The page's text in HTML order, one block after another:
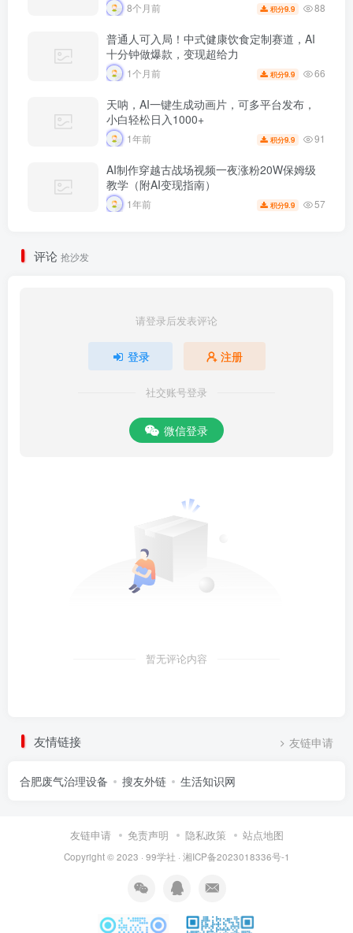
8个月前 积分9.9 88
普通人可入局！中式健康饮食定制赛道，AI
十分钟做爆款，变现超给力
1个月前 积分9.9 66
天呐，AI一键生成动画片，可多平台发布，
小白轻松日入1000+
1年前 积分9.9 91
AI制作穿越古战场视频一夜涨粉20W保姆级
教学（附AI变现指南）
1年前 积分9.9 57
评论 抢沙发
请登录后发表评论
登录 注册
社交账号登录
微信登录
暂无评论内容
友情链接 友链申请
合肥废气治理设备 搜友外链 生活知识网
友链申请 免责声明 隐私政策 站点地图
Copyright © 2023 · 99学社 · 湘ICP备2023018336号-1